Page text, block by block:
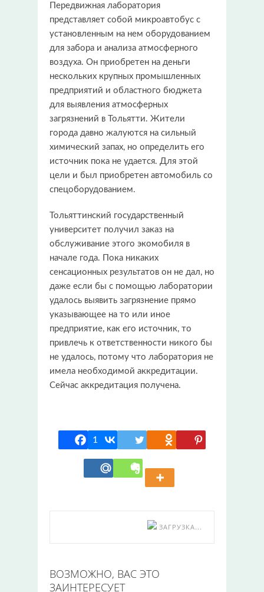
Передвижная лаборатория
представляет собой микроавтобус с
установленным на нем оборудованием
для забора и анализа атмосферного
воздуха. Он приобретен на деньги
нескольких крупных промышленных
предприятий и областного бюджета
для выявления атмосферных
загрязнений в Тольятти. Жители
города давно жалуются на сильный
химический запах, но определить его
источник пока не удается. Для этой
цели и был приобретен автомобиль со
спецоборудованием.
Тольяттинский государственный
университет получил заказ на
обслуживание этого экомобиля в
начале года. Пока никаких
сенсационных результатов он не дал, но
даже если бы с помощью лаборатории
удалось выявить загрязнение прямо
указывающее на то или иное
предприятие, как его источник, то
привлечь к ответственности никого бы
не удалось, потому что лаборатория не
имела необходимой аккредитации.
Сейчас аккредитация получена.
1
ЗАГРУЗКА...
ВОЗМОЖНО, ВАС ЭТО
ЗАИНТЕРЕСУЕТ